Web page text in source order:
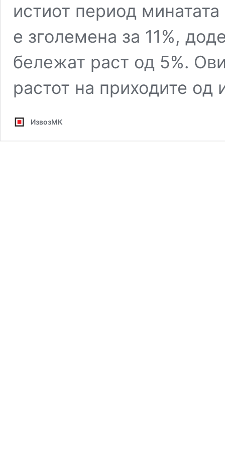
истиот период
е зголемена за 11%,
бележат раст од 5%.
растот на приходите од
ИзвозМК